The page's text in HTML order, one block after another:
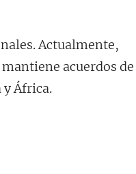
Actualmente,
acuerdos de
y África.